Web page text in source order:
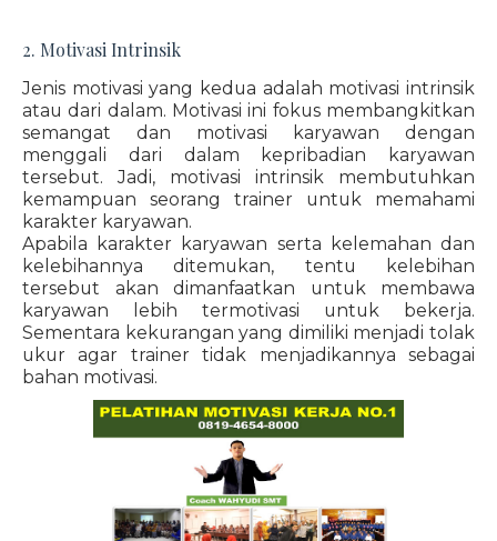
2. Motivasi Intrinsik
Jenis motivasi yang kedua adalah motivasi intrinsik
atau dari dalam. Motivasi ini fokus membangkitkan
semangat dan motivasi karyawan dengan
menggali dari dalam kepribadian karyawan
tersebut. Jadi, motivasi intrinsik membutuhkan
kemampuan seorang trainer untuk memahami
karakter karyawan.
Apabila karakter karyawan serta kelemahan dan
kelebihannya ditemukan, tentu kelebihan
tersebut akan dimanfaatkan untuk membawa
karyawan lebih termotivasi untuk bekerja.
Sementara kekurangan yang dimiliki menjadi tolak
ukur agar trainer tidak menjadikannya sebagai
bahan motivasi.